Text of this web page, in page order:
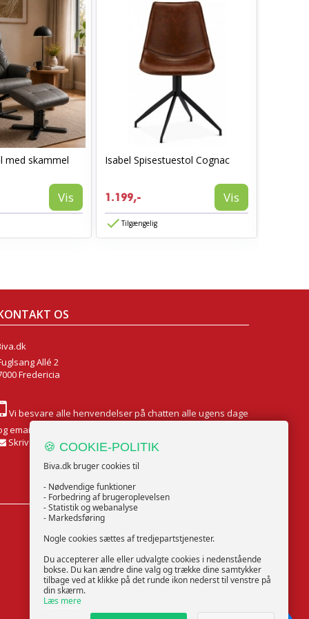
med skammel
Vis
Isabel Spisestuestol Cognac
1.199,- Vis
Tilgængelig
OS
Allé 2
Fredericia
Vi besvare alle henvendelser på chatten alle ugens dage
email Mandag til Fredag
Skriv til os
FØLG OS
🍪 COOKIE-POLITIK
Biva.dk bruger cookies til
- Nødvendige funktioner
- Forbedring af brugeroplevelsen
- Statistik og webanalyse
- Markedsføring
Nogle cookies sættes af tredjepartstjenester.
Du accepterer alle eller udvalgte cookies i nedenstående
bokse. Du kan ændre dine valg og trække dine samtykker
tilbage ved at klikke på det runde ikon nederst til venstre på
din skærm.
Læs mere